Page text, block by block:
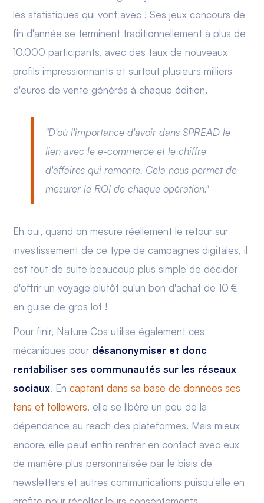
les statistiques qui vont avec ! Ses jeux concours de
fin d'année se terminent traditionnellement à plus de
10.000 participants, avec des taux de nouveaux
profils impressionnants et surtout plusieurs milliers
d'euros de vente générés à chaque édition.
"D'où l'importance d'avoir dans SPREAD le
lien avec le e-commerce et le chiffre
d'affaires qui remonte. Cela nous permet de
mesurer le ROI de chaque opération."
Eh oui, quand on mesure réellement le retour sur
investissement de ce type de campagnes digitales, il
est tout de suite beaucoup plus simple de décider
d'offrir un voyage plutôt qu'un bon d'achat de 10 €
en guise de gros lot !
Pour finir, Nature Cos utilise également ces
mécaniques pour désanonymiser et donc
rentabiliser ses communautés sur les réseaux
sociaux. Encaptant dans sa base de données ses
fans et followers, elle se libère un peu de la
dépendance au reach des plateformes. Mais mieux
encore, elle peut enfin rentrer en contact avec eux
de manière plus personnalisée par le biais de
newsletters et autres communications puisqu'elle en